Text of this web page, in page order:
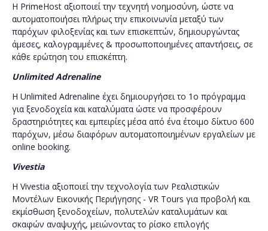
Η PrimeHost αξιοποιεί την τεχνητή νοημοσύνη, ώστε να
αυτοματοποιήσει πλήρως την επικοινωνία μεταξύ των
παρόχων φιλοξενίας και των επισκεπτών, δημιουργώντας
άμεσες, καλογραμμένες & προσωποποιημένες απαντήσεις, σε
κάθε ερώτηση του επισκέπτη.
Unlimited Adrenaline
Η Unlimited Adrenaline έχει δημιουργήσει το 1ο πρόγραμμα
για ξενοδοχεία και καταλύματα ώστε να προσφέρουν
δραστηριότητες και εμπειρίες μέσα από ένα έτοιμο δίκτυο 600
παρόχων, μέσω διαφόρων αυτοματοποιημένων εργαλείων με
online booking.
Vivestia
Η Vivestia αξιοποιεί την τεχνολογία των Ρεαλιστικών
Μοντέλων Εικονικής Περιήγησης - VR Tours για προβολή και
εκμίσθωση ξενοδοχείων, πολυτελών καταλυμάτων και
σκαφών αναψυχής, μειώνοντας το ρίσκο επιλογής